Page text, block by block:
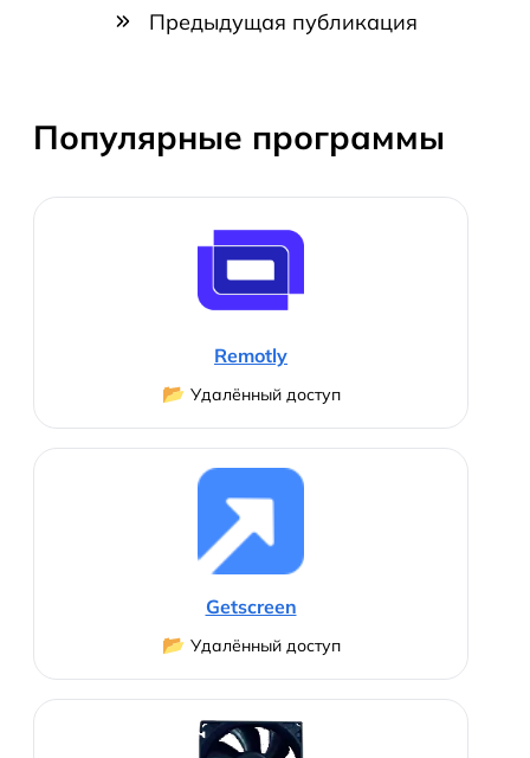
Предыдущая публикация
Популярные программы
Remotly
📂 Удалённый доступ
Getscreen
📂 Удалённый доступ